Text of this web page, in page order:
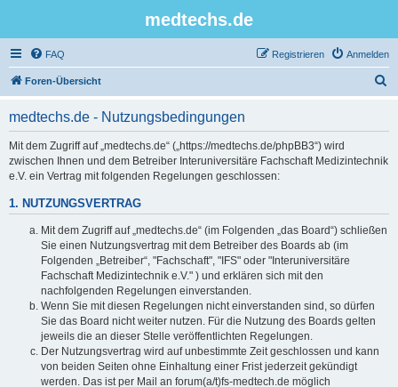
medtechs.de
FAQ Anmelden
Registrieren
Foren-Übersicht
medtechs.de - Nutzungsbedingungen
Mit dem Zugriff auf „medtechs.de“ („https://medtechs.de/phpBB3“) wird
zwischen Ihnen und dem Betreiber Interuniversitäre Fachschaft Medizintechnik
e.V. ein Vertrag mit folgenden Regelungen geschlossen:
1. NUTZUNGSVERTRAG
Mit dem Zugriff auf „medtechs.de“ (im Folgenden „das Board“) schließen
Sie einen Nutzungsvertrag mit dem Betreiber des Boards ab (im
Folgenden „Betreiber“, "Fachschaft", "IFS" oder "Interuniversitäre
Fachschaft Medizintechnik e.V." ) und erklären sich mit den
nachfolgenden Regelungen einverstanden.
Wenn Sie mit diesen Regelungen nicht einverstanden sind, so dürfen
Sie das Board nicht weiter nutzen. Für die Nutzung des Boards gelten
jeweils die an dieser Stelle veröffentlichten Regelungen.
Der Nutzungsvertrag wird auf unbestimmte Zeit geschlossen und kann
von beiden Seiten ohne Einhaltung einer Frist jederzeit gekündigt
werden. Das ist per Mail an forum(a/t)fs-medtech.de möglich